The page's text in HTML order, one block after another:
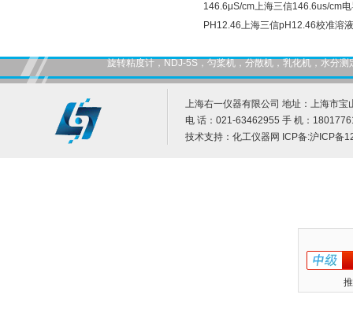
146.6μS/cm上海三信146.6us/cm
PH12.46上海三信pH12.46校准溶
旋转粘度计，NDJ-5S，匀桨机，分散机，乳化机，水分
上海右一仪器有限公司 地址：上海市宝
电 话：021-63462955 手 机：
技术支持： 化工仪器网 ICP备:沪ICP备